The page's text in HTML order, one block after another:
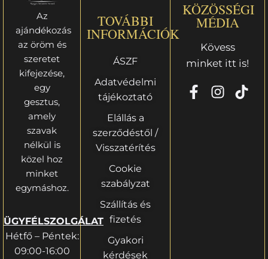
Az
ajándékozás
az öröm és
szeretet
kifejezése,
egy
gesztus,
amely
szavak
nélkül is
közel hoz
minket
egymáshoz.
ÜGYFÉLSZOLGÁLAT
Hétfő – Péntek:
09:00-16:00
TOVÁBBI
INFORMÁCIÓK
ÁSZF
Adatvédelmi
tájékoztató
Elállás a
szerződéstől /
Visszatérítés
Cookie
szabályzat
Szállítás és
fizetés
Gyakori
kérdések
KÖZÖSSÉGI
MÉDIA
Kövess
minket itt is!